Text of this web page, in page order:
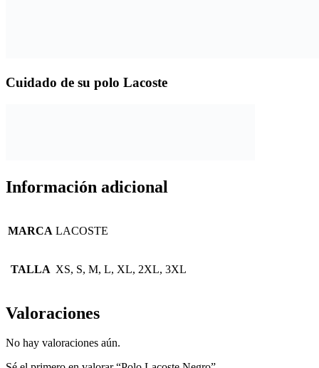
Cuidado de su polo Lacoste
Información adicional
MARCA LACOSTE
TALLA XS, S, M, L, XL, 2XL, 3XL
Valoraciones
No hay valoraciones aún.